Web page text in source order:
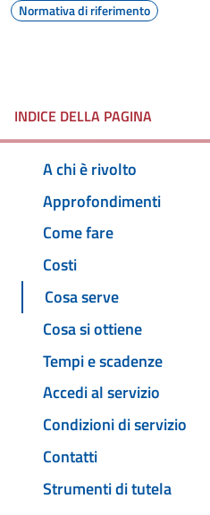
Normativa di riferimento
INDICE DELLA PAGINA
A chi è rivolto
Approfondimenti
Come fare
Costi
Cosa serve
Cosa si ottiene
Tempi e scadenze
Accedi al servizio
Condizioni di servizio
Contatti
Strumenti di tutela